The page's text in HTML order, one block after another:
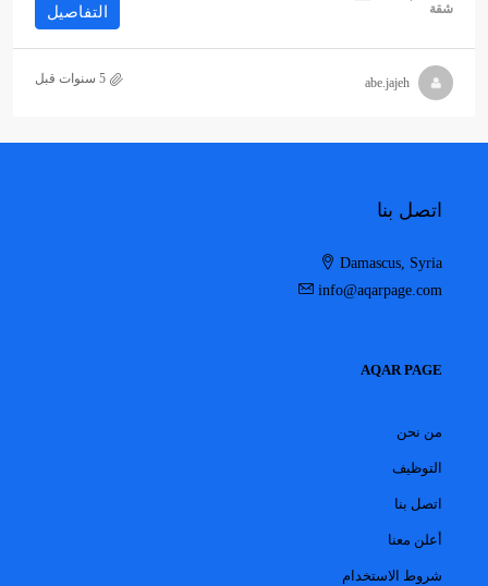
شقة التفاصيل
abe.jajeh
اتصل بنا
Damascus, Syria
info@aqarpage.com
AQAR PAGE
من نحن
التوظيف
اتصل بنا
أعلن معنا
شروط الاستخدام